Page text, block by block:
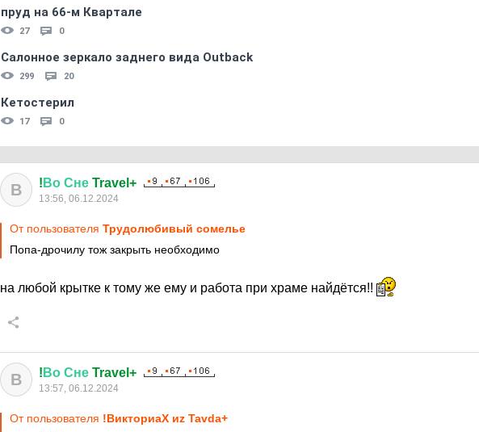
пруд на 66-м Квартале
27 0
Салонное зеркало заднего вида Outback
299 20
Кетостерил
17 0
В ! Во Сне Travel+
13:56, 06.12.2024
От пользователя Трудолюбивый сомелье
Попа-дрочилу тож закрыть необходимо
на любой крытке к тому же ему и работа при храме найдётся!!
В ! Во Сне Travel+
13:57, 06.12.2024
От пользователя !ВикториаX иz Tavda+